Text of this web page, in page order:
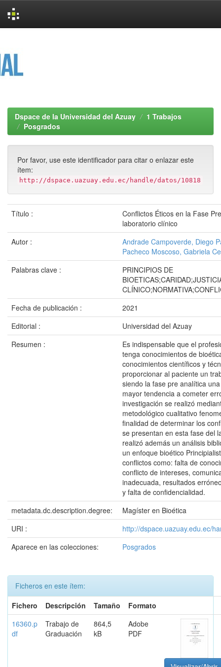
Dspace de la Universidad del Azuay
1 Trabajos
Posgrados
Por favor, use este identificador para citar o enlazar este
ítem:
http://dspace.uazuay.edu.ec/handle/datos/10818
Título :
Conflictos Éticos en la Fase
laboratorio clínico
Autor :
Andrade Campoverde, Diego
Pacheco Moscoso, Gabriela
Palabras clave :
PRINCIPIOS DE
Fecha de publicación :
2021
Editorial :
Universidad del Azuay
Resumen :
Es indispensable que el
tenga conocimientos de
conocimientos científicos y
proporcionar al paciente un
siendo la fase pre analítica
mayor tendencia a cometer
investigación se realizó
metodológico cualitativo
finalidad de determinar los
se presentan en esta fase del
realizó además un análisis
un enfoque bioético
conflictos como: falta de
conflicto de intereses,
inadecuada, resultados
y falta de confidencialidad.
metadata.dc.description.degree:
Magíster en Bioética
URI :
http://dspace.uazuay.edu.ec/
Aparece en las colecciones:
Posgrados
Ficheros en este ítem:
Fichero
Descripción Tamaño
Formato
16360.p
df
Trabajo de
Graduación
864,5
kB
Adobe
PDF